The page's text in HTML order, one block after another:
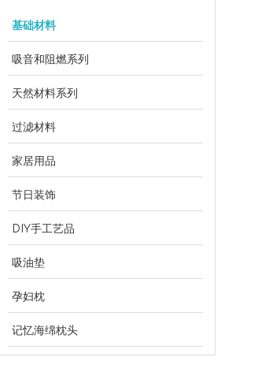
基础材料
吸音和阻燃系列
天然材料系列
过滤材料
家居用品
节日装饰
DIY手工艺品
吸油垫
孕妇枕
记忆海绵枕头
为什么吸油垫对于溢出控制很重要？
了解如何选择和使用吸油垫进行工业泄漏控制，确保安全
为批发买家提供 OEM 空气净化器替换过滤器
空气净化器替换过滤器的专业 OEM 制造商，为全球分